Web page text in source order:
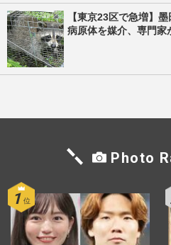
【東京23区で急増】
病原体を媒介、専門家
Photo